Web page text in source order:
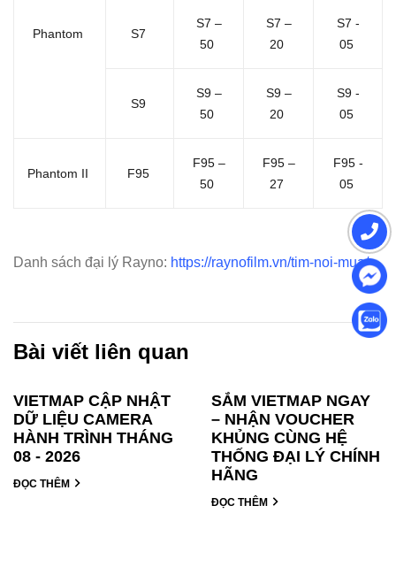
Phantom S7
S7 –
50
S7 –
20
S7 -
05
S9
S9 –
50
S9 –
20
S9 -
05
Phantom II F95
F95 –
50
F95 –
27
F95 -
05
Danh sách đại lý Rayno: https://raynofilm.vn/tim-noi-mua/
Bài viết liên quan
VIETMAP CẬP NHẬT
DỮ LIỆU CAMERA
HÀNH TRÌNH THÁNG
08 - 2026
ĐỌC THÊM
SẮM VIETMAP NGAY
– NHẬN VOUCHER
KHỦNG CÙNG HỆ
THỐNG ĐẠI LÝ CHÍNH
HÃNG
ĐỌC THÊM